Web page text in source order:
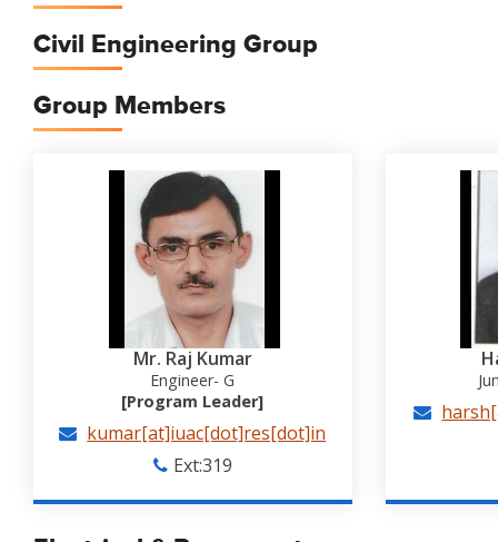
Civil Engineering Group
Group Members
Mr. Raj Kumar
Engineer- G
[Program Leader]
kumar[at]iuac[dot]res[dot]in
Ext:319